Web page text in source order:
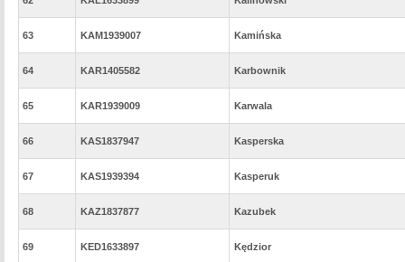
63 KAM1939007 Kamińska
64 KAR1405582 Karbownik
65 KAR1939009 Karwala
66 KAS1837947 Kasperska
67 KAS1939394 Kasperuk
68 KAZ1837877 Kazubek
69 KED1633897 Kędzior